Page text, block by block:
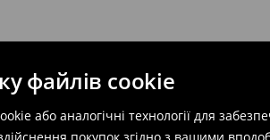
файлів cookie
або аналогічні технології для